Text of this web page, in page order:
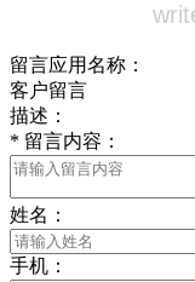
留言应用名称：
客户留言
描述：
* 留言内容：
姓名：
手机：